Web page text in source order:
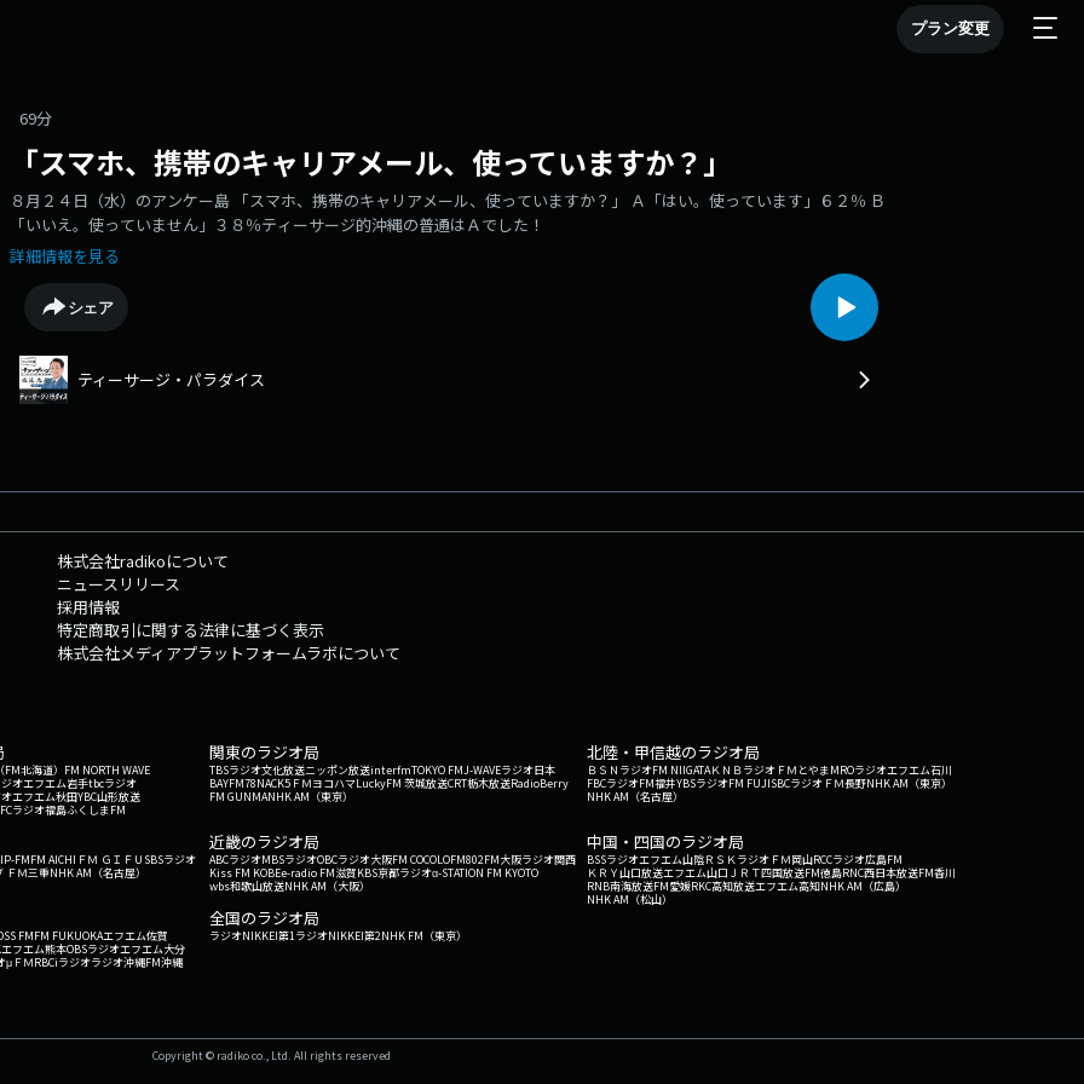
プラン変更
69分
「スマホ、携帯のキャリアメール、使っていますか？」
８月２４日（水）のアンケー島 「スマホ、携帯のキャリアメール、使っていますか？」 Ａ「はい。使っています」６２％ Ｂ
「いいえ。使っていません」３８％ティーサージ的沖縄の普通はＡでした！
詳細情報を見る
シェア
ティーサージ・パラダイス
株式会社radikoについて
ニュースリリース
採用情報
特定商取引に関する法律に基づく表示
株式会社メディアプラットフォームラボについて
北海道） FM NORTH WAVE
オエフエム岩手tbcラジオ
エフエム秋田YBC山形放送
ラジオ福島ふくしまFM
関東のラジオ局
TBSラジオ文化放送ニッポン放送interfmTOKYO FMJ-WAVEラジオ日本
BAYFM78NACK5 ＦＭヨコハマLuckyFM 茨城放送CRT栃木放送RadioBerry
FM GUNMANHK AM（東京）
北陸・甲信越のラジオ局
ＢＳＮラジオFM NIIGATAＫＮＢラジオ ＦＭとやまMROラジオエフエム石川
FBCラジオFM福井YBSラジオFM FUJISBCラジオ ＦＭ長野NHK AM（東京）
NHK AM（名古屋）
FMFM AICHI ＦＭ ＧＩＦＵ SBSラジオ
ＦＭ三重NHK AM（名古屋）
近畿のラジオ局
ABCラジオMBSラジオOBCラジオ大阪FM COCOLOFM802FM大阪ラジオ関西
Kiss FM KOBEe-radio FM滋賀KBS京都ラジオα-STATION FM KYOTO
wbs和歌山放送NHK AM（大阪）
中国・四国のラジオ局
BSSラジオエフエム山陰ＲＳＫラジオ ＦＭ岡山RCCラジオ広島FM
ＫＲＹ山口放送エフエム山口 ＪＲＴ四国放送FM徳島RNC西日本放送FM香川
RNB南海放送FM愛媛RKC高知放送エフエム高知NHK AM（広島）
NHK AM（松山）
FMFM FUKUOKAエフエム佐賀
フエム熊本OBSラジオエフエム大分
μＦＭRBCiラジオラジオ沖縄FM沖縄
全国のラジオ局
ラジオNIKKEI第1ラジオNIKKEI第2NHK FM（東京）
Copyright © radiko co., Ltd. All rights reserved